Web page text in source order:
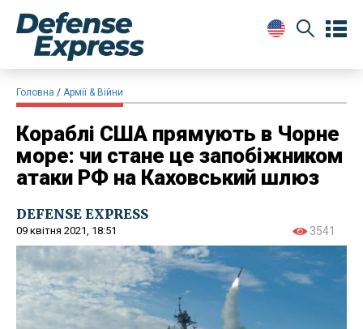
Головна Армії & Війни
Кораблі США прямують в Чорне
море: чи стане це запобіжником
атаки РФ на Каховський шлюз
DEFENSE EXPRESS
09 квітня 2021, 18:51 3541